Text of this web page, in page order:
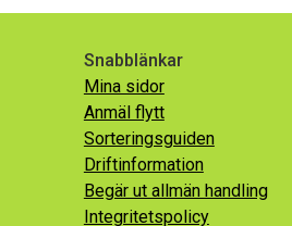
Snabblänkar
Mina sidor
Anmäl flytt
Sorteringsguiden
Driftinformation
Begär ut allmän handling
Integritetspolicy